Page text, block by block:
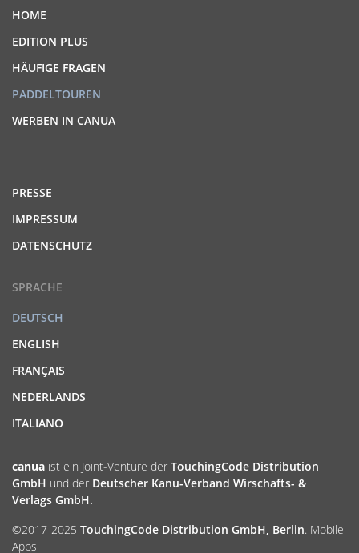
HOME
EDITION PLUS
HÄUFIGE FRAGEN
PADDELTOUREN
WERBEN IN CANUA
PRESSE
IMPRESSUM
DATENSCHUTZ
SPRACHE
DEUTSCH
ENGLISH
FRANÇAIS
NEDERLANDS
ITALIANO
canua ist ein Joint-Venture der TouchingCode Distribution
GmbH und der Deutscher Kanu-Verband Wirschafts- &
Verlags GmbH.
©2017-2025 TouchingCode Distribution GmbH, Berlin. Mobile
Apps